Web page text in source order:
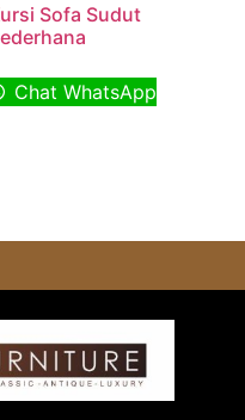
Sofa Sudut
Chat WhatsApp